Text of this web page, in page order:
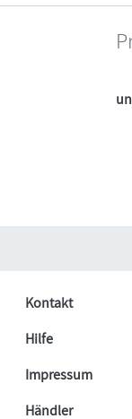
Kontakt
Hilfe
Impressum
Händler